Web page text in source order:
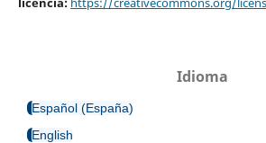
Idioma
Español (España)
English